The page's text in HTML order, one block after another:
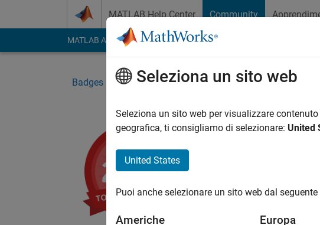
MATLAB Help Center Community
MATLAB Answers File Exchange Cody
Badges File Exchange Top Downloads 2021
Seleziona un sito web
Seleziona un sito web per visualizzare
geografica, ti consigliamo di selezionare: United
United States
Puoi anche selezionare un sito web dal seguente
Americhe Europa